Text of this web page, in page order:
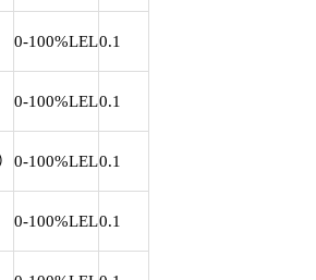
0-100%LEL0.1
0-100%LEL0.1
0-100%LEL0.1
0-100%LEL0.1